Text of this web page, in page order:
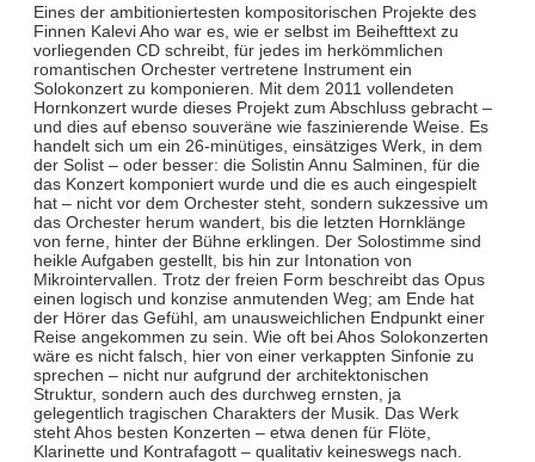
Eines der ambitioniertesten kompositorischen Projekte des
Finnen Kalevi Aho war es, wie er selbst im Beihefttext zu
vorliegenden CD schreibt, für jedes im herkömmlichen
romantischen Orchester vertretene Instrument ein
Solokonzert zu komponieren. Mit dem 2011 vollendeten
Hornkonzert wurde dieses Projekt zum Abschluss gebracht –
und dies auf ebenso souveräne wie faszinierende Weise. Es
handelt sich um ein 26-minütiges, einsätziges Werk, in dem
der Solist – oder besser: die Solistin Annu Salminen, für die
das Konzert komponiert wurde und die es auch eingespielt
hat – nicht vor dem Orchester steht, sondern sukzessive um
das Orchester herum wandert, bis die letzten Hornklänge
von ferne, hinter der Bühne erklingen. Der Solostimme sind
heikle Aufgaben gestellt, bis hin zur Intonation von
Mikrointervallen. Trotz der freien Form beschreibt das Opus
einen logisch und konzise anmutenden Weg; am Ende hat
der Hörer das Gefühl, am unausweichlichen Endpunkt einer
Reise angekommen zu sein. Wie oft bei Ahos Solokonzerten
wäre es nicht falsch, hier von einer verkappten Sinfonie zu
sprechen – nicht nur aufgrund der architektonischen
Struktur, sondern auch des durchweg ernsten, ja
gelegentlich tragischen Charakters der Musik. Das Werk
steht Ahos besten Konzerten – etwa denen für Flöte,
Klarinette und Kontrafagott – qualitativ keineswegs nach.